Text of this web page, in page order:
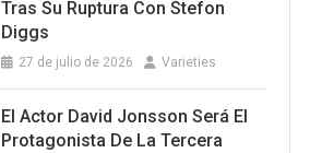
Tras Su Ruptura Con Stefon
Diggs
27 de julio de 2026 Varieties
El Actor David Jonsson Será El
Protagonista De La Tercera